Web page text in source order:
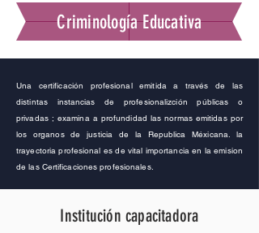
Criminología Educativa
Una certificación profesional emitida a través de las
distintas instancias de profesionalizción públicas o
privadas ; examina a profundidad las normas emitidas por
los organos de justicia de la Republica Méxicana. la
trayectoria profesional es de vital importancia en la emision
de las Certificaciones profesionales.
Institución capacitadora